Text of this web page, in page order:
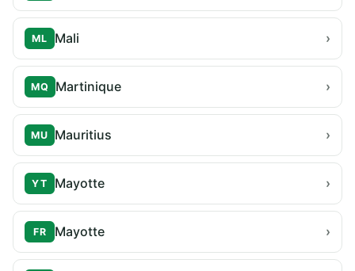
ML Mali ›
MQ Martinique ›
MU Mauritius ›
YT Mayotte ›
FR Mayotte ›